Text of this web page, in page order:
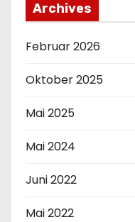
Archives
Februar 2026
Oktober 2025
Mai 2025
Mai 2024
Juni 2022
Mai 2022